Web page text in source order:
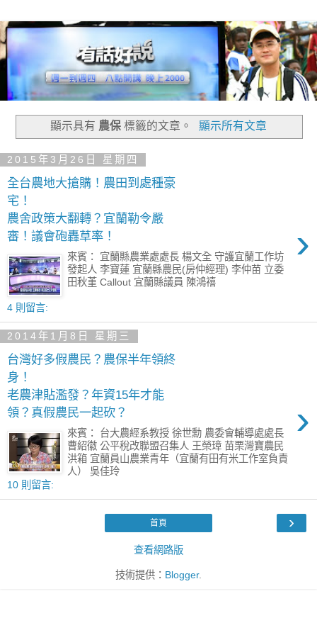
顯示具有 農保標籤的文章。 顯示所有文章
2015年3月26日 星期四
全台農地大搶購！農田到處種豪
宅！
農舍政策大翻轉？宜蘭勒令嚴
審！議會砲轟草率！
›
來賓： 宜蘭縣農業處處長 楊文全 守護宜蘭工作坊
發起人 李寶蓮 宜蘭縣農民(房仲經理) 李仲苗 立委
田秋堇 Callout 宜蘭縣議員 陳鴻禧
4 則留言:
2014年1月8日 星期三
台灣好多假農民？農保半年領終
身！
老農津貼濫發？年資15年才能
領？真假農民一起砍？
›
來賓： 台大農經系教授 徐世勳 農委會輔導處處長
曹紹徽 公平稅改聯盟召集人 王榮璋 苗栗灣寶農民
洪箱 宜蘭員山農業青年（宜蘭有田有米工作室負責
人） 吳佳玲
10 則留言:
›
首頁
查看網路版
技術提供： Blogger.